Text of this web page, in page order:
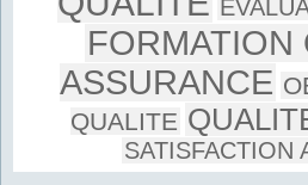
FORMATION
ASSURANCE
QUALITE
SATISFACTION